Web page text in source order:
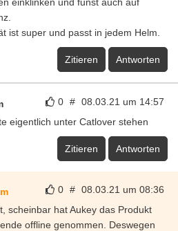
ist super und passt in jedem Helm.
Zitieren Antworten
0 # 08.03.21 um 14:57
eigentlich unter Catlover stehen
Zitieren Antworten
0 # 08.03.21 um 08:36
scheinbar hat Aukey das Produkt
offline genommen. Deswegen